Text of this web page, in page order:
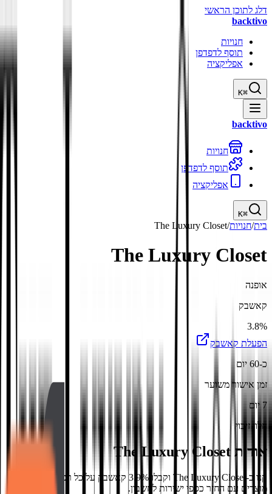
דלג לתוכן הראשי
backtivo
חנויות
תוסף לדפדפן
אפליקציה
⌘
K
backtivo
חנויות
תוסף לדפדפן
אפליקציה
⌘
K
בית/חנויות/
The Luxury Closet
The Luxury Closet
אופנה
קאשבק
3.8%
הפעלת קאשבק
כ-60 יום
זמן אישור משוער
7 יום
חלון זיכוי
אודותThe Luxury Closet
קנו ב-The Luxury Closet וקבלו 3.9% קאשבק על כל רכישה. מגוון
מוצרים עם החזר כספי ישירות לחשבון.